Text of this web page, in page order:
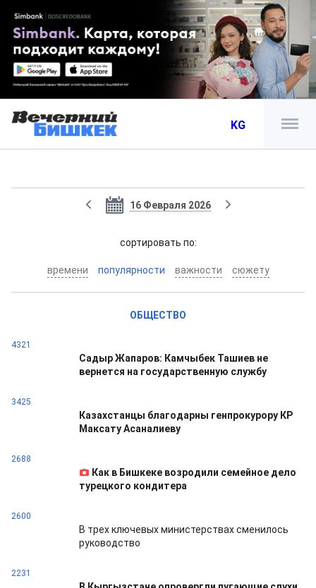
KG
16 Февраля 2026
cортировать по:
времени популярности важности сюжету
ОБЩЕСТВО
4321
Садыр Жапаров: Камчыбек Ташиев не
вернется на государственную службу
3425
Казахстанцы благодарны генпрокурору КР
Максату Асаналиеву
2688
Как в Бишкеке возродили семейное дело
турецкого кондитера
2600
В трех ключевых министерствах сменилось
руководство
2231